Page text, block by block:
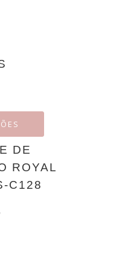
DE
ROYAL
C128